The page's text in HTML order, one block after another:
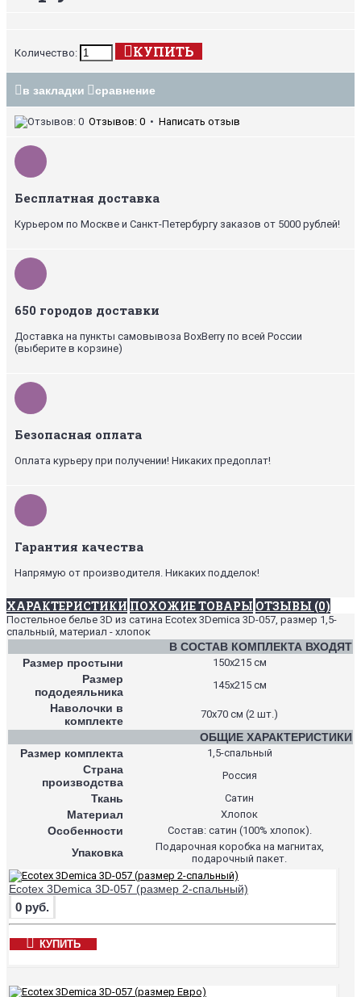
Количество: КУПИТЬ
в закладки сравнение
Отзывов: 0 • Написать отзыв
Бесплатная доставка
Курьером по Москве и Санкт-Петербургу заказов от 5000 рублей!
650 городов доставки
Доставка на пункты самовывоза BoxBerry по всей России
(выберите в корзине)
Безопасная оплата
Оплата курьеру при получении! Никаких предоплат!
Гарантия качества
Напрямую от производителя. Никаких подделок!
ХАРАКТЕРИСТИКИ ПОХОЖИЕ ТОВАРЫ ОТЗЫВЫ (0)
Постельное белье 3D из сатина Ecotex 3Demica 3D-057, размер 1,5-
спальный, материал - хлопок
В СОСТАВ КОМПЛЕКТА ВХОДЯТ
Размер простыни
150х215 см
Размер
пододеяльника
145х215 см
Наволочки в
комплекте
70х70 см (2 шт.)
ОБЩИЕ ХАРАКТЕРИСТИКИ
Размер комплекта
1,5-спальный
Страна
производства
Россия
Ткань Сатин
Материал Хлопок
Особенности Состав: сатин (100% хлопок).
Упаковка
Подарочная коробка на магнитах,
подарочный пакет.
Ecotex 3Demica 3D-057 (размер 2-спальный)
0 руб.
КУПИТЬ